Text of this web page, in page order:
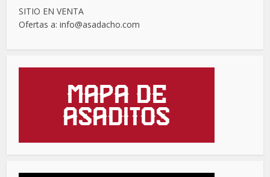
SITIO EN VENTA
Ofertas a: info@asadacho.com